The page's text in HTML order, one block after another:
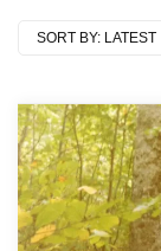
SORT BY: LATEST